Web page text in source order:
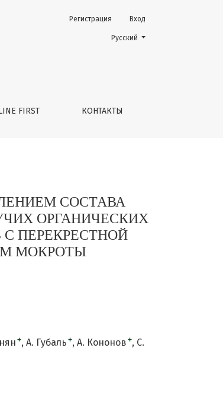
МЕТОДОМ АНАЛИЗА
FIRST КОНТАКТЫ
Регистрация Вход
Change the language. The
Русский
СОСТАВА
ОРГАНИЧЕСКИХ
ПЕРЕКРЕСТНОЙ
МОКРОТЫ
+ А. Губаль + А. Кононов +
С.